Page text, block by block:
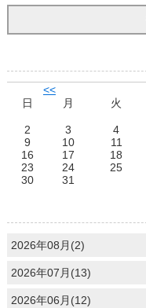
<<
日
月 火
2
3 4
9
10 11
16
17 18
23
24 25
30
31
2026年08月(2)
2026年07月(13)
2026年06月(12)